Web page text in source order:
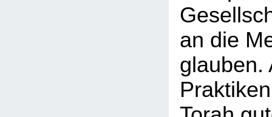
an die
glauben.